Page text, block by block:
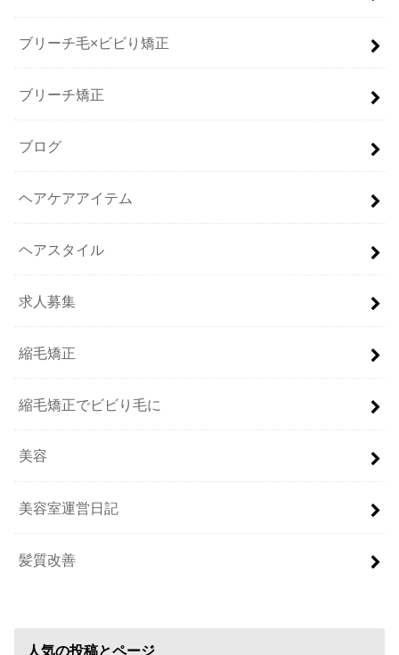
ブリーチ毛×ビビり矯正
ブリーチ矯正
ブログ
ヘアケアアイテム
ヘアスタイル
求人募集
縮毛矯正
縮毛矯正でビビり毛に
美容
美容室運営日記
髪質改善
人気の投稿とページ